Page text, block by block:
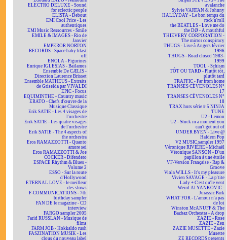
ELECTRO DELUXE - Sound
for eclectic people
ELISTA - Debout
EMI Cool Price - Les
authentiques
EMI Music Ressources - Smile
EMILE & IMAGES - Rio de
Janvier
EMPEROR NORTON
RECORDS - Space baby blast
off
ENOLA - Figurines
Enrique IGLESIAS - Bailamos
Ensemble De CÆLIS -
Direction Laurence Brisset
Ensemble MATHEUS - Extraits
de Griselda par VIVALDI
EPIC - Focus
EQUIMINTHE - Country music
ERATO - Chefs d'œuvre de la
Musique Classique
Erik SATIE - Les 4 visages de
l'orchestre
Erik SATIE - Les quatre visages
de l'orchestre
Erik SATIE - The 4 aspects of
the orchestra
Eros RAMAZZOTTI - Quanto
amore sei
Eros RAMAZZOTTI & Joe
COCKER - Difendero
ESPACE Rhythm & Blues -
Volume 2
ESSO - Sur la route
d'Hollywood
ETERNAL LOVE - le meilleur
des slows
F-COMMUNICATIONS - 7th
birthday sampler
FAN DE le magazine - CD
interview
FARGO sampler 2005
Farid RUSSLAN - Musique de
films
FARM JOB - Hokkaïdo rush
FASZINATION MUSIK - Les
clous du nouveau label
avalanche
Sylvie VARTAN & Johnny
HALLYDAY - Le bon temps du
rock'n'roll
the BEATLES - Love me do
the DØ - A mouthful
THIEVERY CORPORATION -
The mirror conspiracy
THUGS - Live à Angers février
1996
THUGS - Road closed 1983-
1999
TOOL - Schism
TÔT OU TARD - Plutôt tôt,
plutôt tard
TRAFFIC - Far from home
TRANSES CÉVENOLES N°
17
TRANSES CÉVENOLES N°
18
TRAX hors série # 5 NINJA
TUNE
U2 - Lemon
U2 - Stuck in a moment you
can't get out of
UNDER BYEN - Live @
Haldern Pop
V2 MUSIC sampler 1997
Véronique RIVIÈRE - Michaël
Véronique SANSON - D'un
papillon à une étoile
VF-Version Française - Rap &
Groove
Viola WILLS - It's my pleasure
Vivien SAVAGE - La p'tite
Lady + C'est qu'le vent
Weird Al YANKOVIC -
Jurassic Park
WHAT FOR - L'amour n'a pas
de loi
Winston McANUFF & The
Bazbaz Orchestra - A drop
ZAZIE - Rose
ZAZIE - Zen
ZAZIE MUSETTE - Zazie
Musette
ZE RECORDS presents